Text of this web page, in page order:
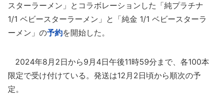
スターラーメン」とコラボレーションした「純プラチナ
1/1 ベビースターラーメン」と「純金 1/1 ベビースターラ
ーメン」の予約を開始した。
2024年8月2日から9月4日午後11時59分まで、各100本
限定で受け付けている。発送は12月2日頃から順次の予
定。